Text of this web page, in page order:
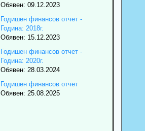
Обявен: 09.12.2023
Годишен финансов отчет -
Година: 2018г.
Обявен: 15.12.2023
Годишен финансов отчет -
Година: 2020г.
Обявен: 28.03.2024
Годишен финансов отчет
Обявен: 25.08.2025